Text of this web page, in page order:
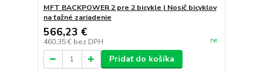
MFT BACKPOWER 2 pre 2 bicykle | Nosič bicyklov
na ťažné zariadenie
566,23 €
460,35 € bez DPH ne
Pridať do košíka